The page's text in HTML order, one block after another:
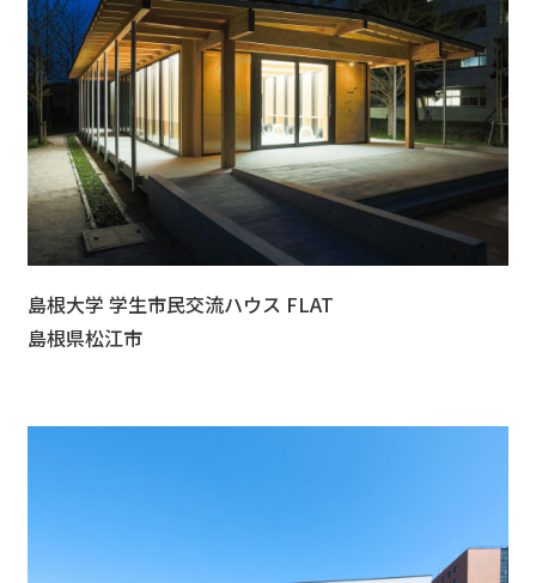
島根大学 学生市民交流ハウス FLAT
島根県松江市